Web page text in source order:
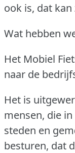
ook is, dat
Wat hebben
Het Mobiel
naar de
Het is
mensen, die
steden en
besturen, dat